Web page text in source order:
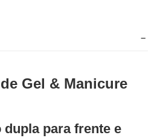
Gel & Manicure
para frente e